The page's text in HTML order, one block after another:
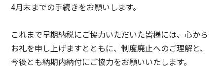
4月末までの手続きをお願いします。
これまで早期納税にご協力いただいた皆様には、心から
お礼を申し上げますとともに、制度廃止へのご理解と、
今後とも納期内納付にご協力をお願いいたします。